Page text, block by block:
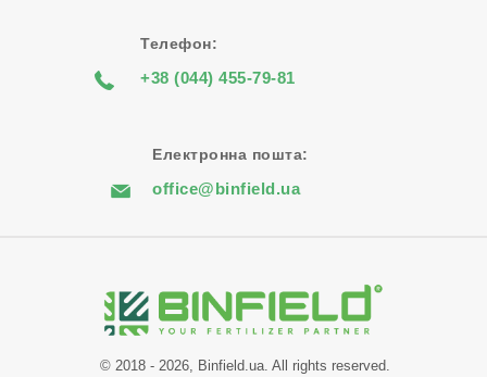
Телефон:
+38 (044) 455-79-81
Електронна пошта:
office@binfield.ua
© 2018 - 2026, Binfield.ua. All rights reserved.